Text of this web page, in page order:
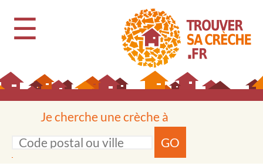
☰
Je cherche une crèche à
GO